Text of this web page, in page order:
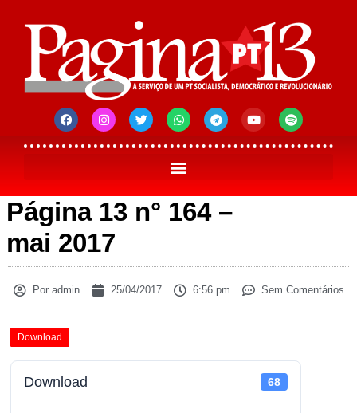
Página 13 n° 164 –
mai 2017
Poradmin 25/04/2017 6:56 pm Sem Comentários
Download
Download 68